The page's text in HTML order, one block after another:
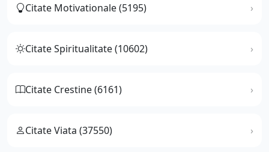
Citate Motivationale (5195)
Citate Spiritualitate (10602)
Citate Crestine (6161)
Citate Viata (37550)